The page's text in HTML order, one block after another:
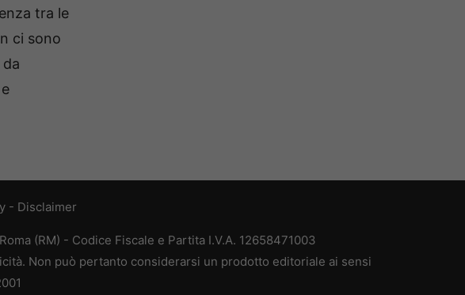
tra le
ci sono
- Disclaimer
(RM) - Codice Fiscale e Partita I.V.A. 12658471003
Non può pertanto considerarsi un prodotto editoriale ai sensi